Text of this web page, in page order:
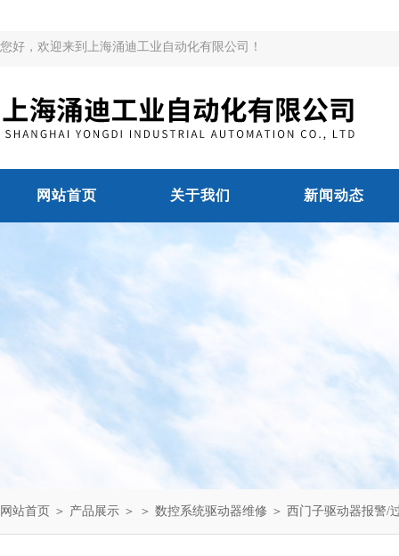
您好，欢迎来到上海涌迪工业自动化有限公司！
网站首页 关于我们 新闻动态
网站首页 ＞ 产品展示 ＞ ＞ 数控系统驱动器维修 ＞ 西门子驱动器报警/